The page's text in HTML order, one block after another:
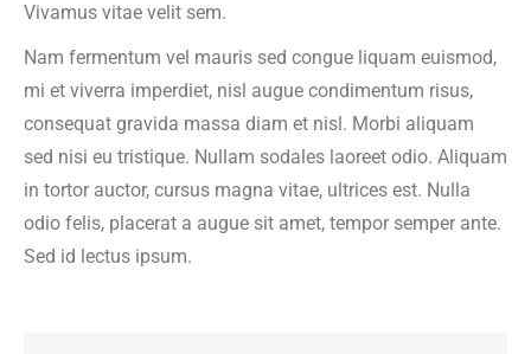
Vivamus vitae velit sem.
Nam fermentum vel mauris sed congue liquam euismod,
mi et viverra imperdiet, nisl augue condimentum risus,
consequat gravida massa diam et nisl. Morbi aliquam
sed nisi eu tristique. Nullam sodales laoreet odio. Aliquam
in tortor auctor, cursus magna vitae, ultrices est. Nulla
odio felis, placerat a augue sit amet, tempor semper ante.
Sed id lectus ipsum.